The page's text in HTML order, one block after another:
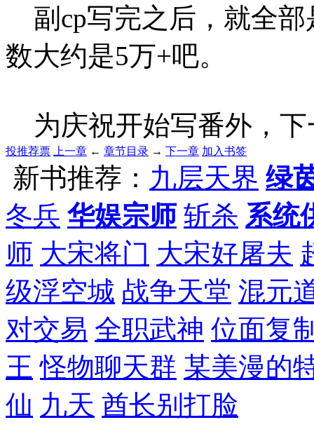
副cp写完之后，就全部
数大约是5万+吧。
为庆祝开始写番外，下
投推荐票 上一章 ← 章节目录 → 下一章 加入书签
新书推荐： 九层天界 绿
冬兵 华娱宗师 斩杀 系统
师 大宋将门 大宋好屠夫
级浮空城 战争天堂 混元
对交易 全职武神 位面复
王 怪物聊天群 某美漫的
仙 九天 酋长别打脸